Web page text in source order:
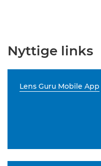
Nyttige links
Lens Guru Mobile App